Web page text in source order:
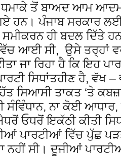
ਤੋਂ ਬਾਅਦ ਆਮ
ਹਨ। ਪੰਜਾਬ ਸਰਕਾਰ
ਹੀ ਬਦਲ ਦਿੱਤੇ
ਆਈ ਸੀ, ਉਸੇ ਤਰ੍ਹਾਂ
ਜਾ ਰਿਹਾ ਹੈ ਕਿ ਇਹ
ਸਿਧਾਂਤਹੀਣ ਹੈ, ਵੱਖ –
ਸਿਆਸੀ ਤਾਕਤ ‘ਤੇ
ਸੰਵਿੰਧਾਨ, ਨਾ ਕੋਈ
ਓਧਰੋਂ ਇਕੱਠੀ ਕੀਤੀ
ਪਾਰਟੀਆਂ ਵਿੱਚ ਪੁੱਛ
ਸੀ। ਦੂਜੀਆਂ